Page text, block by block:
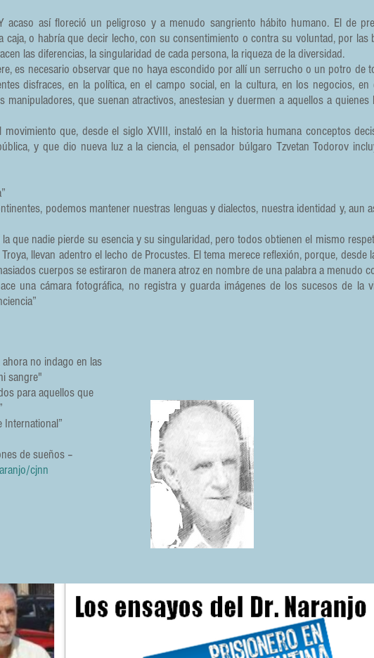
así floreció un peligroso y a menudo sangriento hábito humano. El de
o habría que decir lecho, con su consentimiento o contra su voluntad, por las
las diferencias, la singularidad de cada persona, la riqueza de la diversidad.
es necesario observar que no haya escondido por allí un serrucho o un potro de
disfraces, en la política, en el campo social, en la cultura, en los negocios, en
que suenan atractivos, anestesian y duermen a aquellos a
que, desde el siglo XVIII, instaló en la historia humana conceptos
y que dio nueva luz a la ciencia, el pensador búlgaro Tzvetan Todorov
podemos mantener nuestras lenguas y dialectos, nuestra identidad y, aun
que nadie pierde su esencia y su singularidad, pero todos obtienen el mismo
llevan adentro el lecho de Procustes. El tema merece reflexión, porque, desde
cuerpos se estiraron de manera atroz en nombre de una palabra a menudo
una cámara fotográfica, no registra y guarda imágenes de los sucesos de la
no indago en las
sangre"
para aquellos que
International”
de sueños –
cjnn